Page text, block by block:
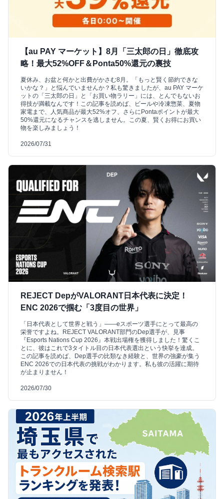
【au PAY マーケット】8月「三太郎の日」徹底攻
略！最大52%OFF＆Ponta50%還元の裏技
夏休み、お盆と何かと出費がかさむ8月。「もっと賢く節約できな
いかな？」と悩んでいませんか？私も驚きましたが、au PAY マーケ
ットの「三太郎の日」と「お買い物ラリー」には、とんでもないお
得技が満載なんです！この記事を読めば、ビールや冷凍惣菜、夏物
家電まで、人気商品が最大52%オフ、さらにPontaポイントが最大
50%還元になるチャンスを逃しません。この夏、賢くお得にお買い
物を楽しみましょう！
2026/07/31
REJECT DepがVALORANT日本代表に決定！
ENC 2026で掴む「3度目の世界」
「日本代表として世界と戦う」――eスポーツ選手にとって最高の
栄誉ですよね。REJECT VALORANT部門のDep選手が、見事
『Esports Nations Cup 2026』本戦出場権を獲得しました！驚くこ
とに、彼はこれで3タイトル目の日本代表選出という快挙を達成。
この記事を読めば、Dep選手の比類なき経験と、世界の強豪が集う
ENC 2026での日本代表の挑戦がわかります。私も彼の活躍に期待
が止まりません！
2026/07/30